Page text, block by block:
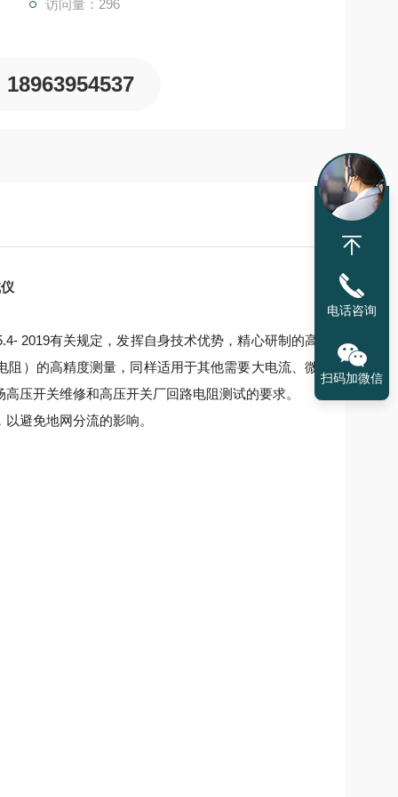
访问量：296
18963954537
2019有关规定，发挥自身技术优势，精心研制的高
）的高精度测量，同样适用于其他需要大电流、微
压开关维修和高压开关厂回路电阻测试的要求。
避免地网分流的影响。
电话咨询
扫码加微信